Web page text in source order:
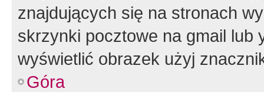
znajdujących się na stronach
skrzynki pocztowe na gmail lub
wyświetlić obrazek użyj
Góra